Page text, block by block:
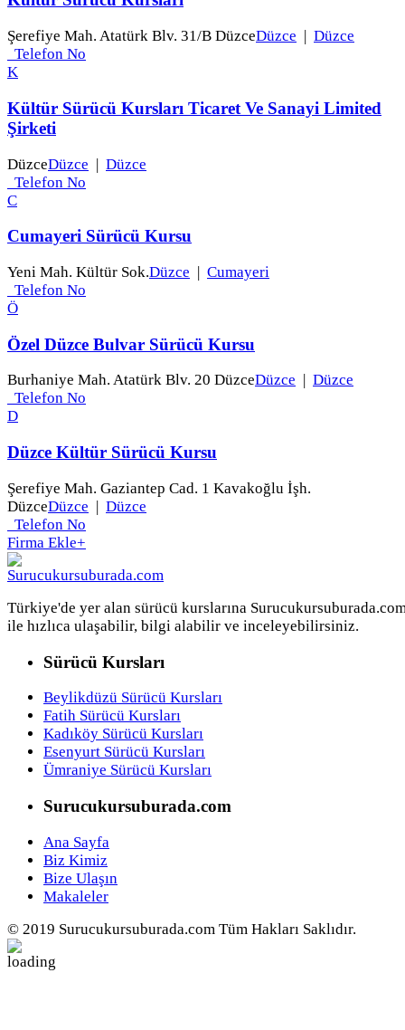
Şerefiye Mah. Atatürk Blv. 31/B DüzceDüzce | Düzce
Telefon No
K
Kültür Sürücü Kursları Ticaret Ve Sanayi Limited
Şirketi
DüzceDüzce | Düzce
Telefon No
C
Cumayeri Sürücü Kursu
Yeni Mah. Kültür Sok.Düzce | Cumayeri
Telefon No
Ö
Özel Düzce Bulvar Sürücü Kursu
Burhaniye Mah. Atatürk Blv. 20 DüzceDüzce
Düzce
Telefon No
D
Düzce Kültür Sürücü Kursu
Şerefiye Mah. Gaziantep Cad. 1 Kavakoğlu İşh.
DüzceDüzce | Düzce
Telefon No
Firma Ekle+
Türkiye'de yer alan sürücü kurslarına
ile hızlıca ulaşabilir, bilgi alabilir ve inceleyebilirsiniz.
Sürücü Kursları
Beylikdüzü Sürücü Kursları
Fatih Sürücü Kursları
Kadıköy Sürücü Kursları
Esenyurt Sürücü Kursları
Ümraniye Sürücü Kursları
Surucukursuburada.com
Ana Sayfa
Biz Kimiz
Bize Ulaşın
Makaleler
© 2019 Surucukursuburada.com Tüm Hakları Saklıdır.